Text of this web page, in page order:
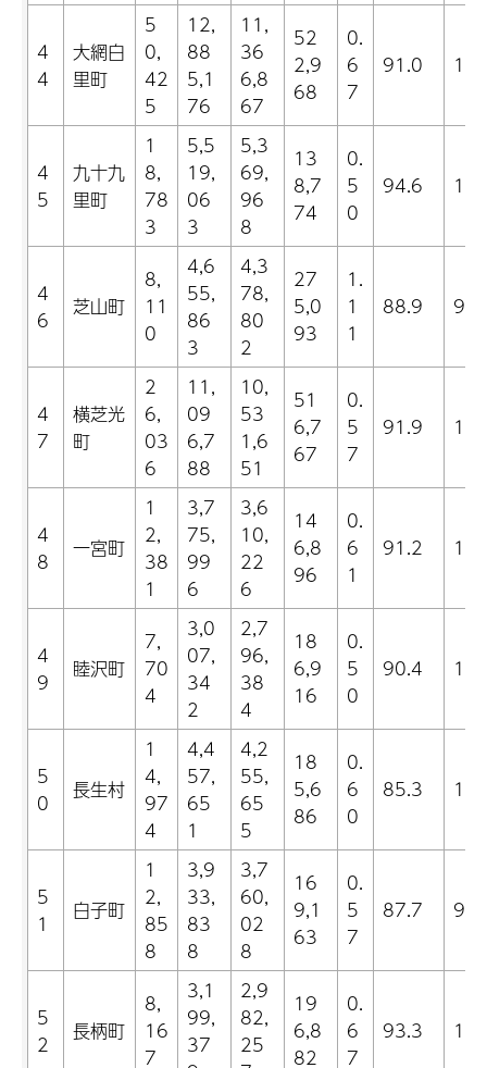
4
4
大網白
里町
5
0,
42
5
12,
88
5,1
76
11,
36
6,8
67
52
2,9
68
0.
6
7
91.0
4
5
九十九
里町
1
8,
78
3
5,5
19,
06
3
5,3
69,
96
8
13
8,7
74
0.
5
0
94.6
4
6
芝山町
8,
11
0
4,6
55,
86
3
4,3
78,
80
2
27
5,0
93
1.
1
1
88.9 9.3
4
7
横芝光
町
2
6,
03
6
11,
09
6,7
88
10,
53
1,6
51
51
6,7
67
0.
5
7
91.9
4
8
一宮町
1
2,
38
1
3,7
75,
99
6
3,6
10,
22
6
14
6,8
96
0.
6
1
91.2
4
9
睦沢町
7,
70
4
3,0
07,
34
2
2,7
96,
38
4
18
6,9
16
0.
5
0
90.4
5
0
長生村
1
4,
97
4
4,4
57,
65
1
4,2
55,
65
5
18
5,6
86
0.
6
0
85.3
5
1
白子町
1
2,
85
8
3,9
33,
83
8
3,7
60,
02
8
16
9,1
63
0.
5
7
87.7 9.9
5
2
長柄町
8,
16
7
3,1
99,
37
2,9
82,
25
19
6,8
82
0.
6
7
93.3